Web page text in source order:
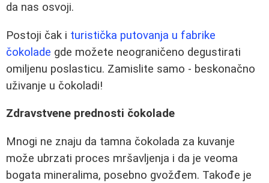
da nas osvoji.
Postoji čak i turistička putovanja u fabrike
čokolade gde možete neograničeno degustirati
omiljenu poslasticu. Zamislite samo - beskonačno
uživanje u čokoladi!
Zdravstvene prednosti čokolade
Mnogi ne znaju da tamna čokolada za kuvanje
može ubrzati proces mršavljenja i da je veoma
bogata mineralima, posebno gvožđem. Takođe je